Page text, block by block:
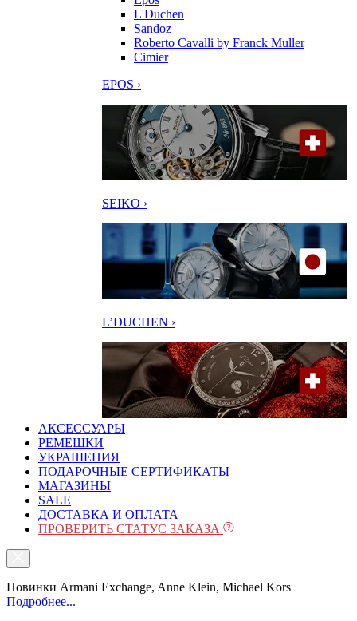
L'Duchen
Sandoz
Roberto Cavalli by Franck Muller
Cimier
EPOS ›
SEIKO ›
L’DUCHEN ›
АКСЕССУАРЫ
РЕМЕШКИ
УКРАШЕНИЯ
ПОДАРОЧНЫЕ СЕРТИФИКАТЫ
МАГАЗИНЫ
SALE
ДОСТАВКА И ОПЛАТА
ПРОВЕРИТЬ СТАТУС ЗАКАЗА
Новинки Armani Exchange, Anne Klein, Michael Kors
Подробнее...